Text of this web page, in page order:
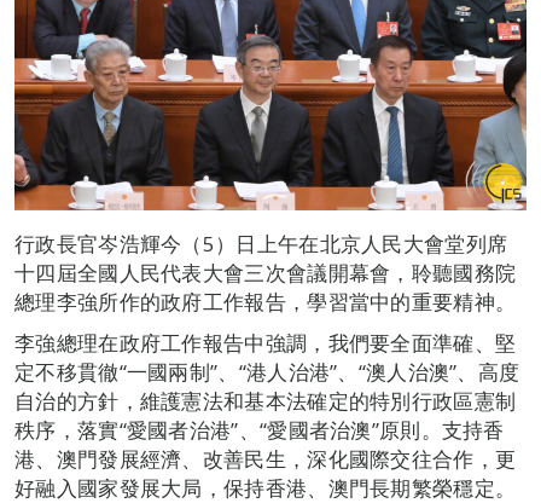
行政長官岑浩輝今（5）日上午在北京人民大會堂列席
十四屆全國人民代表大會三次會議開幕會，聆聽國務院
總理李強所作的政府工作報告，學習當中的重要精神。
李強總理在政府工作報告中強調，我們要全面準確、堅
定不移貫徹“一國兩制”、“港人治港”、“澳人治澳”、高度
自治的方針，維護憲法和基本法確定的特別行政區憲制
秩序，落實“愛國者治港”、“愛國者治澳”原則。支持香
港、澳門發展經濟、改善民生，深化國際交往合作，更
好融入國家發展大局，保持香港、澳門長期繁榮穩定。